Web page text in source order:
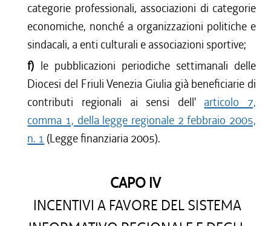
categorie professionali, associazioni di categorie
economiche, nonché a organizzazioni politiche e
sindacali, a enti culturali e associazioni sportive;
f) le pubblicazioni periodiche settimanali delle
Diocesi del Friuli Venezia Giulia già beneficiarie di
contributi regionali ai sensi dell' articolo 7,
comma 1, della legge regionale 2 febbraio 2005,
n. 1 (Legge finanziaria 2005).
CAPO IV
INCENTIVI A FAVORE DEL SISTEMA